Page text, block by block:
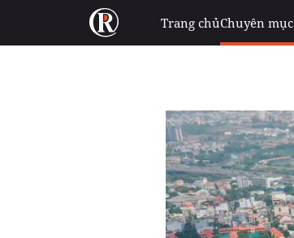
Trang chủChuyên mục